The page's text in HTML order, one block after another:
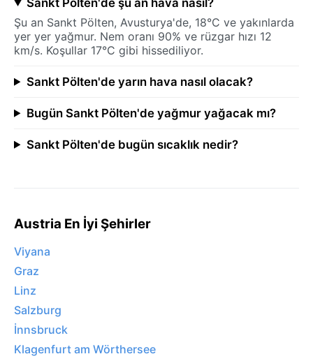
Şu an Sankt Pölten, Avusturya'de, 18°C ve yakınlarda
yer yer yağmur. Nem oranı 90% ve rüzgar hızı 12
km/s. Koşullar 17°C gibi hissediliyor.
Sankt Pölten'de yarın hava nasıl olacak?
Bugün Sankt Pölten'de yağmur yağacak mı?
Sankt Pölten'de bugün sıcaklık nedir?
Austria En İyi Şehirler
Viyana
Graz
Linz
Salzburg
İnnsbruck
Klagenfurt am Wörthersee